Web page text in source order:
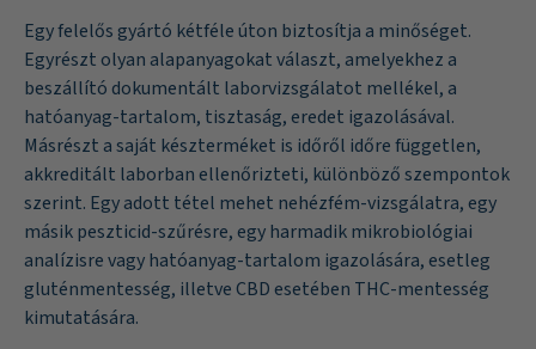
Egy felelős gyártó kétféle úton biztosítja a minőséget.
Egyrészt olyan alapanyagokat választ, amelyekhez a
beszállító dokumentált laborvizsgálatot mellékel, a
hatóanyag-tartalom, tisztaság, eredet igazolásával.
Másrészt a saját készterméket is időről időre független,
akkreditált laborban ellenőrizteti, különböző szempontok
szerint. Egy adott tétel mehet nehézfém-vizsgálatra, egy
másik peszticid-szűrésre, egy harmadik mikrobiológiai
analízisre vagy hatóanyag-tartalom igazolására, esetleg
gluténmentesség, illetve CBD esetében THC-mentesség
kimutatására.